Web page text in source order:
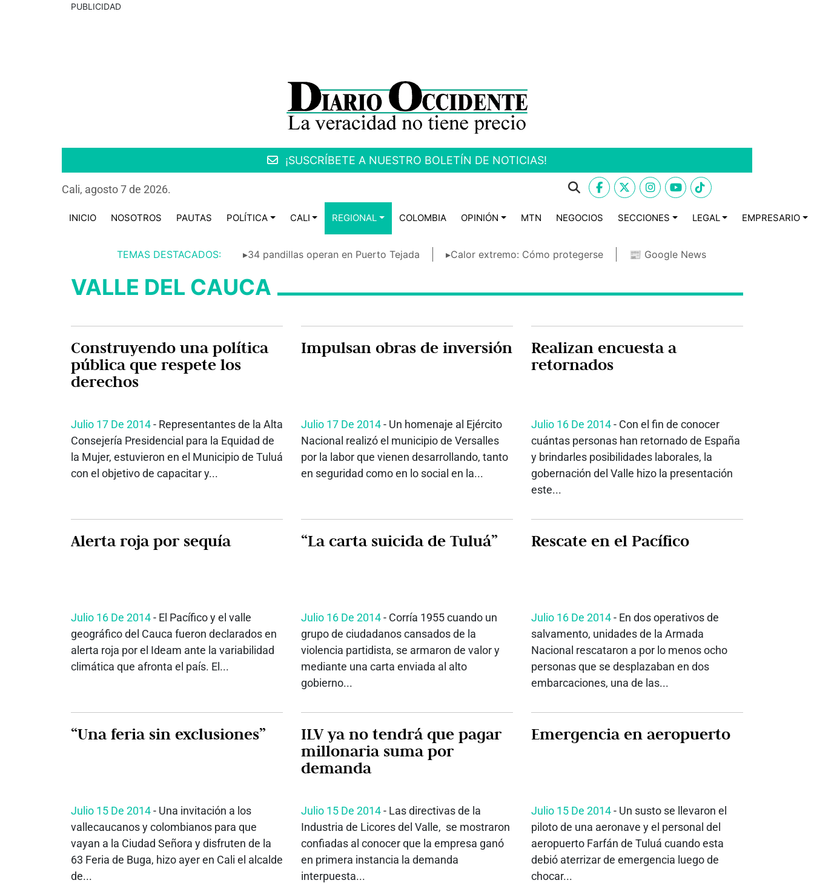
PUBLICIDAD
¡SUSCRÍBETE A NUESTRO BOLETÍN DE NOTICIAS!
Cali, agosto 7 de 2026.
INICIO NOSOTROS PAUTAS POLÍTICA CALI REGIONAL COLOMBIA OPINIÓN MTN NEGOCIOS SECCIONES LEGAL EMPRESARIO
TEMAS DESTACADOS: ▸34 pandillas operan en Puerto Tejada ▸Calor extremo: Cómo protegerse 📰 Google News
VALLE DEL CAUCA
Construyendo una política
pública que respete los
derechos
Julio 17 De 2014- Representantes de la Alta
Consejería Presidencial para la Equidad de
la Mujer, estuvieron en el Municipio de Tuluá
con el objetivo de capacitar y...
Impulsan obras de inversión
Julio 17 De 2014- Un homenaje al Ejército
Nacional realizó el municipio de Versalles
por la labor que vienen desarrollando, tanto
en seguridad como en lo social en la...
Realizan encuesta a
retornados
Julio 16 De 2014- Con el fin de conocer
cuántas personas han retornado de España
y brindarles posibilidades laborales, la
gobernación del Valle hizo la presentación
este...
Alerta roja por sequía
Julio 16 De 2014- El Pacífico y el valle
geográfico del Cauca fueron declarados en
alerta roja por el Ideam ante la variabilidad
climática que afronta el país. El...
“La carta suicida de Tuluá”
Julio 16 De 2014- Corría 1955 cuando un
grupo de ciudadanos cansados de la
violencia partidista, se armaron de valor y
mediante una carta enviada al alto
gobierno...
Rescate en el Pacífico
Julio 16 De 2014- En dos operativos de
salvamento, unidades de la Armada
Nacional rescataron a por lo menos ocho
personas que se desplazaban en dos
embarcaciones, una de las...
“Una feria sin exclusiones”
Julio 15 De 2014- Una invitación a los
vallecaucanos y colombianos para que
vayan a la Ciudad Señora y disfruten de la
63 Feria de Buga, hizo ayer en Cali el alcalde
de...
ILV ya no tendrá que pagar
millonaria suma por
demanda
Julio 15 De 2014- Las directivas de la
Industria de Licores del Valle, se mostraron
confiadas al conocer que la empresa ganó
en primera instancia la demanda
interpuesta...
Emergencia en aeropuerto
Julio 15 De 2014- Un susto se llevaron el
piloto de una aeronave y el personal del
aeropuerto Farfán de Tuluá cuando esta
debió aterrizar de emergencia luego de
chocar...